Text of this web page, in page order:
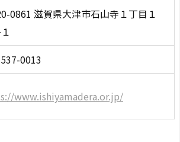
0861 滋賀県大津市石山寺１丁目１
0013
www.ishiyamadera.or.jp/